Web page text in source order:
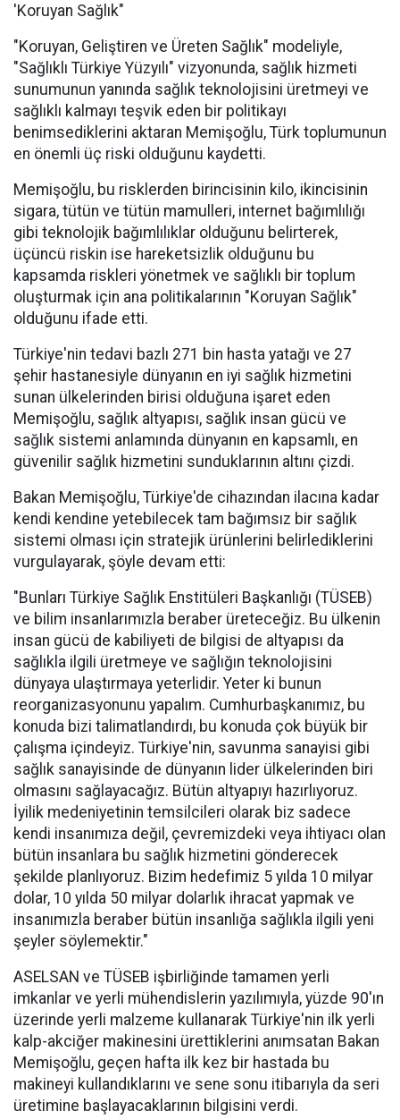
'Koruyan Sağlık"
"Koruyan, Geliştiren ve Üreten Sağlık" modeliyle,
"Sağlıklı Türkiye Yüzyılı" vizyonunda, sağlık hizmeti
sunumunun yanında sağlık teknolojisini üretmeyi ve
sağlıklı kalmayı teşvik eden bir politikayı
benimsediklerini aktaran Memişoğlu, Türk toplumunun
en önemli üç riski olduğunu kaydetti.
Memişoğlu, bu risklerden birincisinin kilo, ikincisinin
sigara, tütün ve tütün mamulleri, internet bağımlılığı
gibi teknolojik bağımlılıklar olduğunu belirterek,
üçüncü riskin ise hareketsizlik olduğunu bu
kapsamda riskleri yönetmek ve sağlıklı bir toplum
oluşturmak için ana politikalarının "Koruyan Sağlık"
olduğunu ifade etti.
Türkiye'nin tedavi bazlı 271 bin hasta yatağı ve 27
şehir hastanesiyle dünyanın en iyi sağlık hizmetini
sunan ülkelerinden birisi olduğuna işaret eden
Memişoğlu, sağlık altyapısı, sağlık insan gücü ve
sağlık sistemi anlamında dünyanın en kapsamlı, en
güvenilir sağlık hizmetini sunduklarının altını çizdi.
Bakan Memişoğlu, Türkiye'de cihazından ilacına kadar
kendi kendine yetebilecek tam bağımsız bir sağlık
sistemi olması için stratejik ürünlerini belirlediklerini
vurgulayarak, şöyle devam etti:
"Bunları Türkiye Sağlık Enstitüleri Başkanlığı (TÜSEB)
ve bilim insanlarımızla beraber üreteceğiz. Bu ülkenin
insan gücü de kabiliyeti de bilgisi de altyapısı da
sağlıkla ilgili üretmeye ve sağlığın teknolojisini
dünyaya ulaştırmaya yeterlidir. Yeter ki bunun
reorganizasyonunu yapalım. Cumhurbaşkanımız, bu
konuda bizi talimatlandırdı, bu konuda çok büyük bir
çalışma içindeyiz. Türkiye'nin, savunma sanayisi gibi
sağlık sanayisinde de dünyanın lider ülkelerinden biri
olmasını sağlayacağız. Bütün altyapıyı hazırlıyoruz.
İyilik medeniyetinin temsilcileri olarak biz sadece
kendi insanımıza değil, çevremizdeki veya ihtiyacı olan
bütün insanlara bu sağlık hizmetini gönderecek
şekilde planlıyoruz. Bizim hedefimiz 5 yılda 10 milyar
dolar, 10 yılda 50 milyar dolarlık ihracat yapmak ve
insanımızla beraber bütün insanlığa sağlıkla ilgili yeni
şeyler söylemektir."
ASELSAN ve TÜSEB işbirliğinde tamamen yerli
imkanlar ve yerli mühendislerin yazılımıyla, yüzde 90'ın
üzerinde yerli malzeme kullanarak Türkiye'nin ilk yerli
kalp-akciğer makinesini ürettiklerini anımsatan Bakan
Memişoğlu, geçen hafta ilk kez bir hastada bu
makineyi kullandıklarını ve sene sonu itibarıyla da seri
üretimine başlayacaklarının bilgisini verdi.